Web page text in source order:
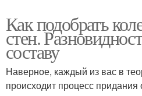
Как подобрать
стен.
составу
Наверное, каждый из вас в
происходит процесс